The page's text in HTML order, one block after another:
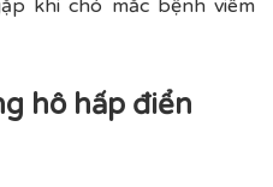
khi chó mắc bệnh viêm
hô hấp điển